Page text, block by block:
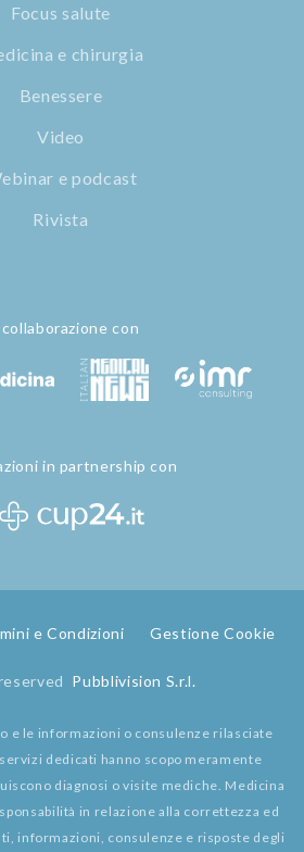
Focus salute
e chirurgia
Benessere
Video
e podcast
Rivista
con
in partnership con
e Condizioni Gestione Cookie
Pubblivision S.r.l.
e le informazioni o consulenze rilasciate
dedicati hanno scopo meramente
diagnosi o visite mediche. Medicina
in relazione alla correttezza ed
informazioni, consulenze e risposte degli